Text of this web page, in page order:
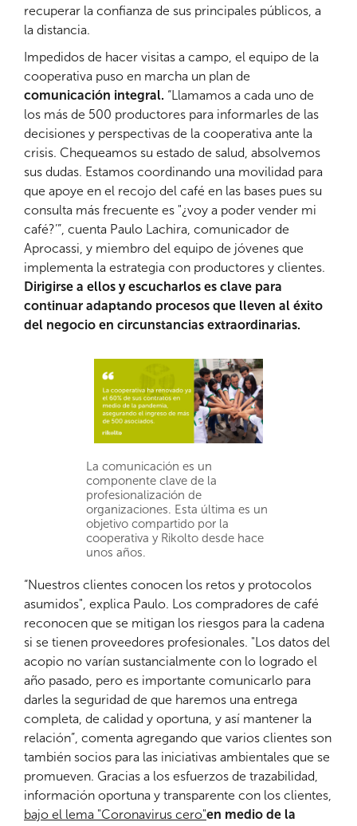
recuperar la confianza de sus principales públicos, a
la distancia.
Impedidos de hacer visitas a campo, el equipo de la
cooperativa puso en marcha un plan de
comunicación integral. “Llamamos a cada uno de
los más de 500 productores para informarles de las
decisiones y perspectivas de la cooperativa ante la
crisis. Chequeamos su estado de salud, absolvemos
sus dudas. Estamos coordinando una movilidad para
que apoye en el recojo del café en las bases pues su
consulta más frecuente es "¿voy a poder vender mi
café?’”, cuenta Paulo Lachira, comunicador de
Aprocassi, y miembro del equipo de jóvenes que
implementa la estrategia con productores y clientes.
Dirigirse a ellos y escucharlos es clave para
continuar adaptando procesos que lleven al éxito
del negocio en circunstancias extraordinarias.
La comunicación es un
componente clave de la
profesionalización de
organizaciones. Esta última es un
objetivo compartido por la
cooperativa y Rikolto desde hace
unos años.
“Nuestros clientes conocen los retos y protocolos
asumidos", explica Paulo. Los compradores de café
reconocen que se mitigan los riesgos para la cadena
si se tienen proveedores profesionales. "Los datos del
acopio no varían sustancialmente con lo logrado el
año pasado, pero es importante comunicarlo para
darles la seguridad de que haremos una entrega
completa, de calidad y oportuna, y así mantener la
relación”, comenta agregando que varios clientes son
también socios para las iniciativas ambientales que se
promueven. Gracias a los esfuerzos de trazabilidad,
información oportuna y transparente con los clientes,
bajo el lema "Coronavirus cero"en medio de la